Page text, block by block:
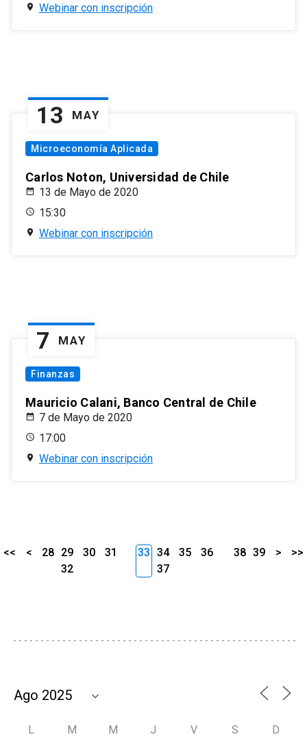
Webinar con inscripción
13 MAY
Microeconomía Aplicada
Carlos Noton, Universidad de Chile
13 de Mayo de 2020
15:30
Webinar con inscripción
7 MAY
Finanzas
Mauricio Calani, Banco Central de Chile
7 de Mayo de 2020
17:00
Webinar con inscripción
<< < 28 29 30
31
32
33 34 35
36
37
38 39 > >>
L M M J V S D